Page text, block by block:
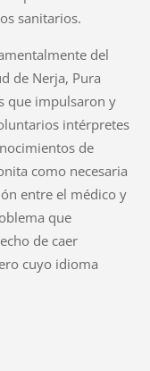
sanitarios.
del
de Nerja, Pura
que impulsaron y
intérpretes
de
como necesaria
entre el médico y
que
de caer
cuyo idioma